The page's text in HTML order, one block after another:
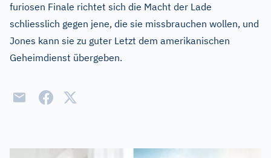
furiosen Finale richtet sich die Macht der Lade
schliesslich gegen jene, die sie missbrauchen wollen, und
Jones kann sie zu guter Letzt dem amerikanischen
Geheimdienst übergeben.